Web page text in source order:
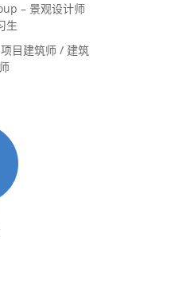
– 景观设计师
生
项目建筑师 / 建筑